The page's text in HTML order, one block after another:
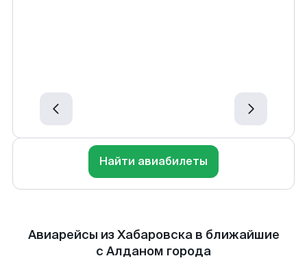
Найти авиабилеты
Авиарейсы из Хабаровска в ближайшие
с Алданом города